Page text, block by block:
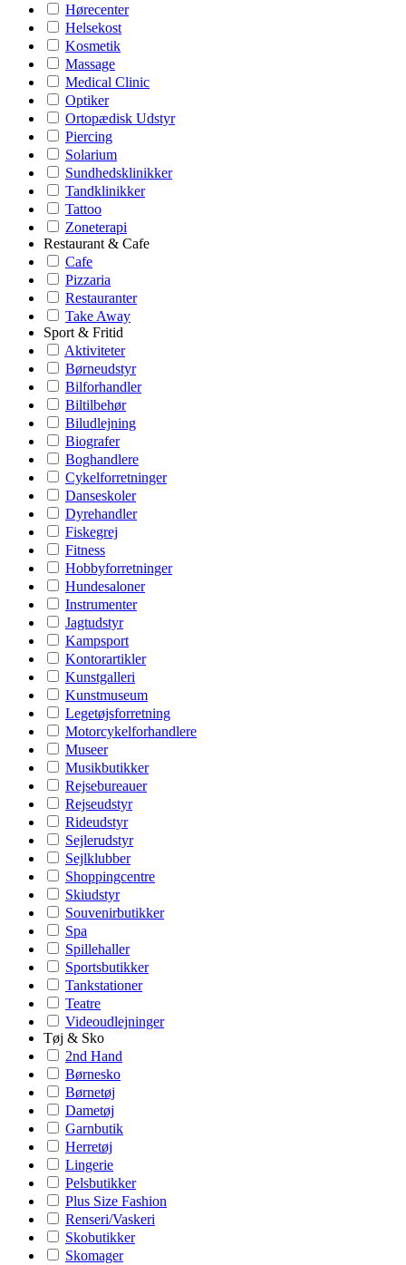
Hørecenter
Helsekost
Kosmetik
Massage
Medical Clinic
Optiker
Ortopædisk Udstyr
Piercing
Solarium
Sundhedsklinikker
Tandklinikker
Tattoo
Zoneterapi
Restaurant & Cafe
Cafe
Pizzaria
Restauranter
Take Away
Sport & Fritid
Aktiviteter
Børneudstyr
Bilforhandler
Biltilbehør
Biludlejning
Biografer
Boghandlere
Cykelforretninger
Danseskoler
Dyrehandler
Fiskegrej
Fitness
Hobbyforretninger
Hundesaloner
Instrumenter
Jagtudstyr
Kampsport
Kontorartikler
Kunstgalleri
Kunstmuseum
Legetøjsforretning
Motorcykelforhandlere
Museer
Musikbutikker
Rejsebureauer
Rejseudstyr
Rideudstyr
Sejlerudstyr
Sejlklubber
Shoppingcentre
Skiudstyr
Souvenirbutikker
Spa
Spillehaller
Sportsbutikker
Tankstationer
Teatre
Videoudlejninger
Tøj & Sko
2nd Hand
Børnesko
Børnetøj
Dametøj
Garnbutik
Herretøj
Lingerie
Pelsbutikker
Plus Size Fashion
Renseri/Vaskeri
Skobutikker
Skomager